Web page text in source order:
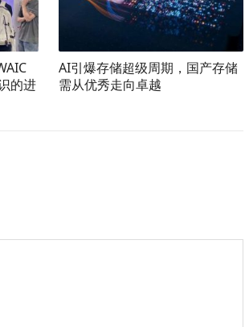
的进
AI引爆存储超级周期，国产存储
需从优秀走向卓越